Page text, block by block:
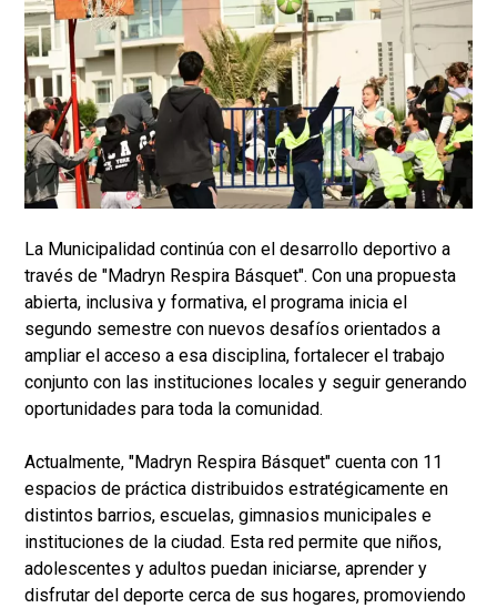
La Municipalidad continúa con el desarrollo deportivo a
través de "Madryn Respira Básquet". Con una propuesta
abierta, inclusiva y formativa, el programa inicia el
segundo semestre con nuevos desafíos orientados a
ampliar el acceso a esa disciplina, fortalecer el trabajo
conjunto con las instituciones locales y seguir generando
oportunidades para toda la comunidad.
Actualmente, "Madryn Respira Básquet" cuenta con 11
espacios de práctica distribuidos estratégicamente en
distintos barrios, escuelas, gimnasios municipales e
instituciones de la ciudad. Esta red permite que niños,
adolescentes y adultos puedan iniciarse, aprender y
disfrutar del deporte cerca de sus hogares, promoviendo